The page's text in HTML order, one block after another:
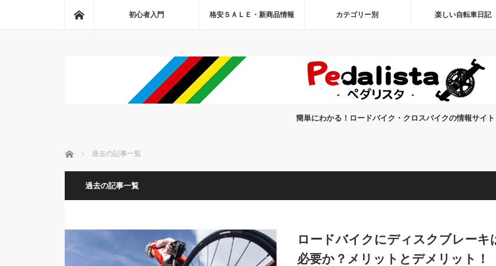
初心者入門 格安ＳＡＬＥ・新商品情報 カテゴリー別 楽しい自転車日記
簡単にわかる！ロードバイク・クロスバイクの情報サイト
ホーム 過去の記事一覧
過去の記事一覧
ロードバイクにディスクブレーキ
必要か？メリットとデメリット！